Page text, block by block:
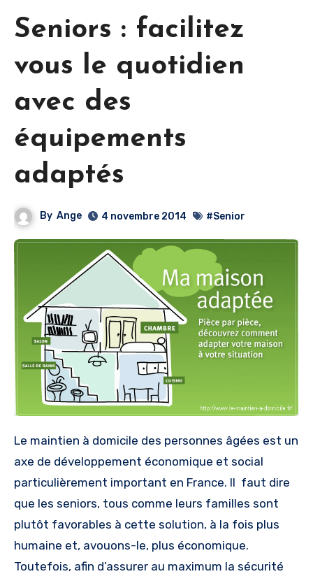
Seniors : facilitez
vous le quotidien
avec des
équipements
adaptés
By Ange 4 novembre 2014 #Senior
Le maintien à domicile des personnes âgées est un
axe de développement économique et social
particulièrement important en France. Il faut dire
que les seniors, tous comme leurs familles sont
plutôt favorables à cette solution, à la fois plus
humaine et, avouons-le, plus économique.
Toutefois, afin d’assurer au maximum la sécurité